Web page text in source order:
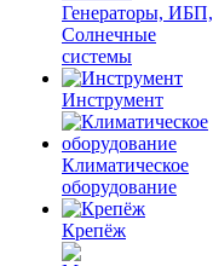
Генераторы, ИБП,
Солнечные
системы
Инструмент
Климатическое
оборудование
Крепёж